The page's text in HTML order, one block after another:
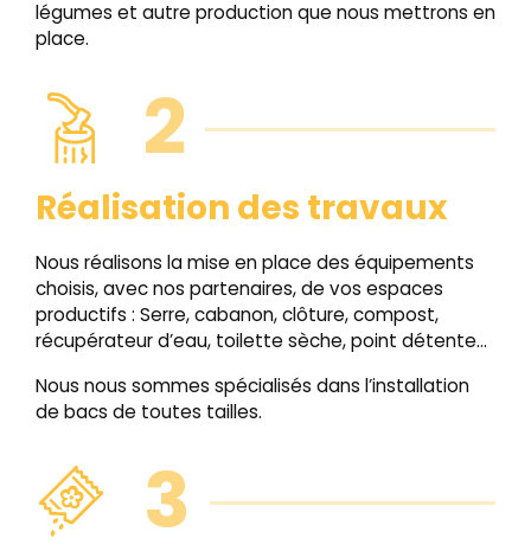
légumes et autre production que nous mettrons en
place.
2
Réalisation des travaux
Nous réalisons la mise en place des équipements
choisis, avec nos partenaires, de vos espaces
productifs : Serre, cabanon, clôture, compost,
récupérateur d’eau, toilette sèche, point détente...
Nous nous sommes spécialisés dans l’installation
de bacs de toutes tailles.
3